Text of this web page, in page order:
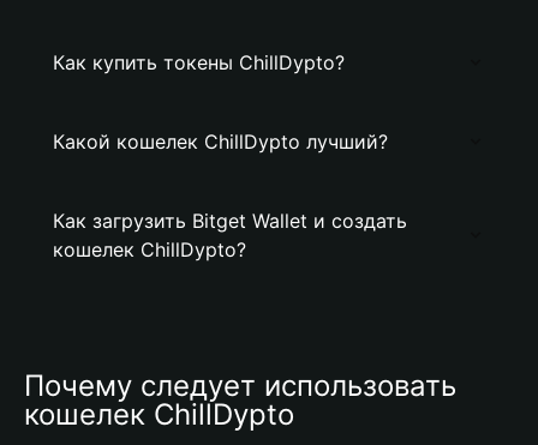
Как купить токены ChillDypto?
Какой кошелек ChillDypto лучший?
Как загрузить Bitget Wallet и создать
кошелек ChillDypto?
Почему следует использовать
кошелек ChillDypto